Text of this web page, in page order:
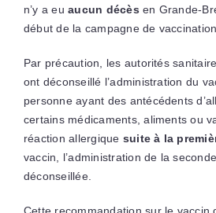
n’y a eu aucun décèsen Grande-
début de la campagne de
Par précaution, les autorités
ont déconseillé l’administration du
personne ayant des antécédents
certains médicaments, aliments ou
réaction allergique suite à la
vaccin, l’administration de la
déconseillée.